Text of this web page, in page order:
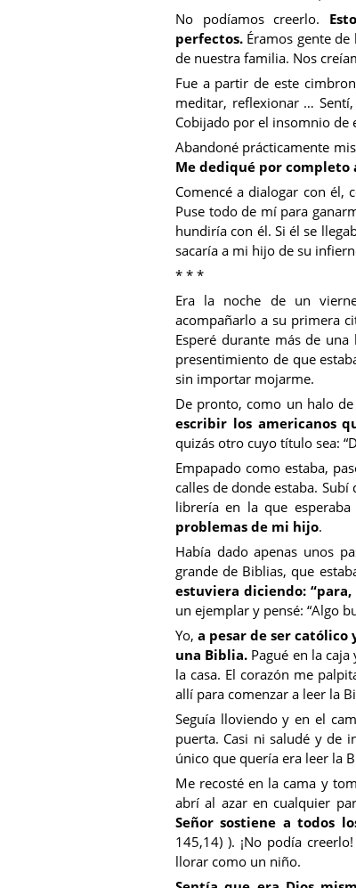
No podíamos creerlo.
perfectos. Éramos gente
de nuestra familia. Nos
Fue a partir de este
meditar, reflexionar …
Cobijado por el insomnio de
Abandoné prácticamente
Me dediqué por completo
Comencé a dialogar con él,
Puse todo de mí para
hundiría con él. Si él se
sacaría a mi hijo de su
* * *
Era la noche de un
acompañarlo a su primera
Esperé durante más de
presentimiento de que
sin importar mojarme.
De pronto, como un halo de
escribir los americanos
quizás otro cuyo título sea:
Empapado como estaba,
calles de donde estaba.
librería en la que esperaba
problemas de mi hijo.
Había dado apenas unos
grande de Biblias, que
estuviera diciendo:
un ejemplar y pensé: “Algo
Yo,a pesar de ser
una Biblia. Pagué en la
la casa. El corazón me
allí para comenzar a leer la
Seguía lloviendo y en el
puerta. Casi ni saludé y de
único que quería era leer la
Me recosté en la cama y
abrí al azar en cualquier
Señor sostiene a todos
145,14) ). ¡No podía
llorar como un niño.